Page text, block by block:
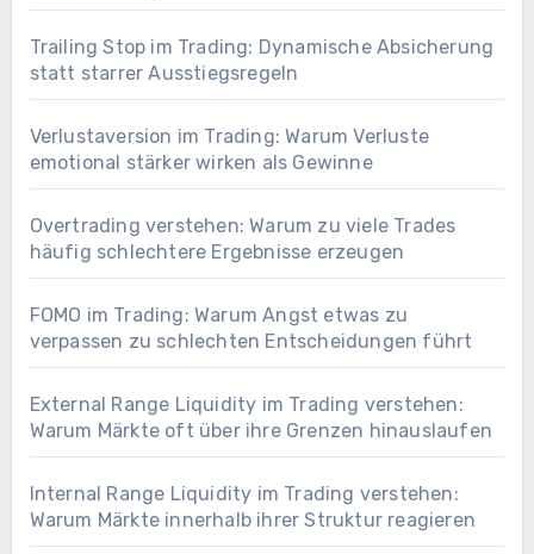
Trailing Stop im Trading: Dynamische Absicherung
statt starrer Ausstiegsregeln
Verlustaversion im Trading: Warum Verluste
emotional stärker wirken als Gewinne
Overtrading verstehen: Warum zu viele Trades
häufig schlechtere Ergebnisse erzeugen
FOMO im Trading: Warum Angst etwas zu
verpassen zu schlechten Entscheidungen führt
External Range Liquidity im Trading verstehen:
Warum Märkte oft über ihre Grenzen hinauslaufen
Internal Range Liquidity im Trading verstehen:
Warum Märkte innerhalb ihrer Struktur reagieren